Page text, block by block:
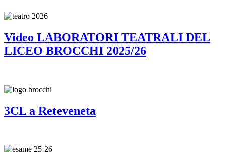
Video LABORATORI TEATRALI DEL
LICEO BROCCHI 2025/26
3CL a Reteveneta